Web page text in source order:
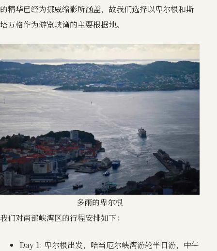
的精华已经为挪威缩影所涵盖，故我们选择以卑尔根和斯
塔万格作为游览峡湾的主要根据地。
多雨的卑尔根
我们对南部峡湾区的行程安排如下：
Day 1: 卑尔根出发，哈当厄尔峡湾游轮半日游，中午